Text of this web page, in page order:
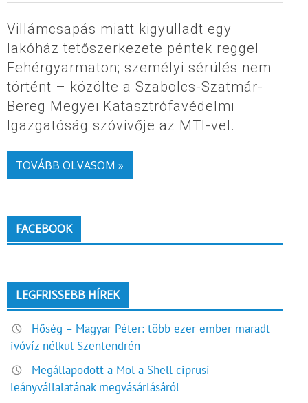
Villámcsapás miatt kigyulladt egy
lakóház tetőszerkezete péntek reggel
Fehérgyarmaton; személyi sérülés nem
történt – közölte a Szabolcs-Szatmár-
Bereg Megyei Katasztrófavédelmi
Igazgatóság szóvivője az MTI-vel.
TOVÁBB OLVASOM »
FACEBOOK
LEGFRISSEBB HÍREK
Hőség – Magyar Péter: több ezer ember maradt
ivóvíz nélkül Szentendrén
Megállapodott a Mol a Shell ciprusi
leányvállalatának megvásárlásáról